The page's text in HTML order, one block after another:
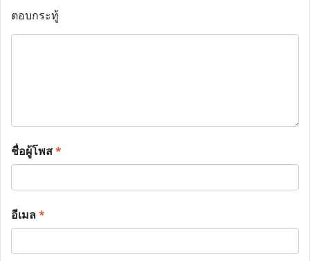
ตอบกระทู้
ชื่อผู้โพส*
อีเมล*